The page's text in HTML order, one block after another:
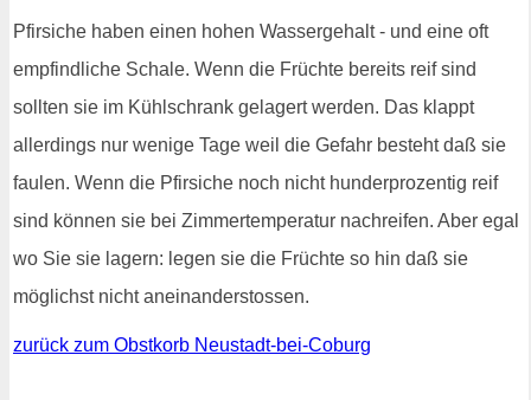
Pfirsiche haben einen hohen Wassergehalt - und eine oft
empfindliche Schale. Wenn die Früchte bereits reif sind
sollten sie im Kühlschrank gelagert werden. Das klappt
allerdings nur wenige Tage weil die Gefahr besteht daß sie
faulen. Wenn die Pfirsiche noch nicht hunderprozentig reif
sind können sie bei Zimmertemperatur nachreifen. Aber egal
wo Sie sie lagern: legen sie die Früchte so hin daß sie
möglichst nicht aneinanderstossen.
zurück zum Obstkorb Neustadt-bei-Coburg